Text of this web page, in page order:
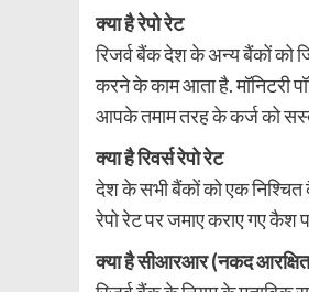
क्या है रेपो रेट
रिजर्व बैंक देश के अन्य बैंकों को
करने के काम आता है. मॉनिटरी
आपके तमाम तरह के कर्ज को
क्या है रिवर्स रेपो रेट
देश के सभी बैंकों को एक निश्चित
रेपो रेट पर जमाए कराए गए कैश
क्या है सीआरआर (नकद